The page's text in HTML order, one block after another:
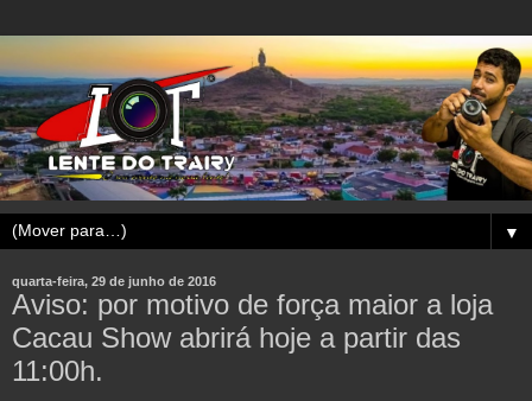
▼
quarta-feira, 29 de junho de 2016
Aviso: por motivo de força maior a loja
Cacau Show abrirá hoje a partir das
11:00h.